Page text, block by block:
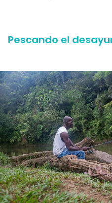
Pescando el